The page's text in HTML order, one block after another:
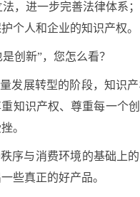
，进一步完善法律体系
个人和企业的知识产权。
创新”，您怎么看？
发展转型的阶段，知识
知识产权、尊重每一个
。
序与消费环境的基础上
些真正的好产品。